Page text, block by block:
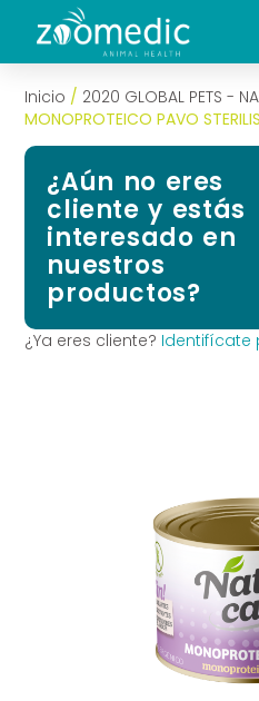
Inicio / 2020 GLOBAL PETS -
MONOPROTEICO PAVO
¿Aún no eres
cliente y estás
interesado en
nuestros
productos?
¿Ya eres cliente? Identifícate